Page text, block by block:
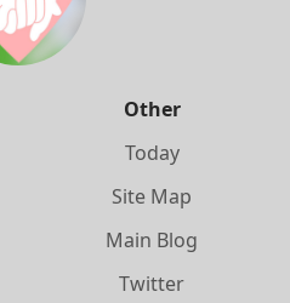
Other
Today
Site Map
Main Blog
Twitter